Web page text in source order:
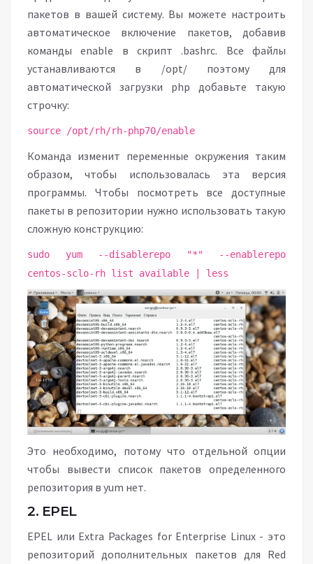
пакетов в вашей систему. Вы можете настроить
автоматическое включение пакетов, добавив
команды enable в скрипт .bashrc. Все файлы
устанавливаются в /opt/ поэтому для
автоматической загрузки php добавьте такую
строчку:
source /opt/rh/rh-php70/enable
Команда изменит переменные окружения таким
образом, чтобы использовалась эта версия
программы. Чтобы посмотреть все доступные
пакеты в репозитории нужно использовать такую
сложную конструкцию:
sudo yum --disablerepo "*" --enablerepo
centos-sclo-rh list available | less
Это необходимо, потому что отдельной опции
чтобы вывести список пакетов определенного
репозитория в yum нет.
2. EPEL
EPEL или Extra Packages for Enterprise Linux - это
репозиторий дополнительных пакетов для Red